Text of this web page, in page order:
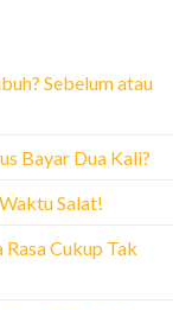
Sebelum atau
Bayar Dua Kali?
Salat!
Cukup Tak